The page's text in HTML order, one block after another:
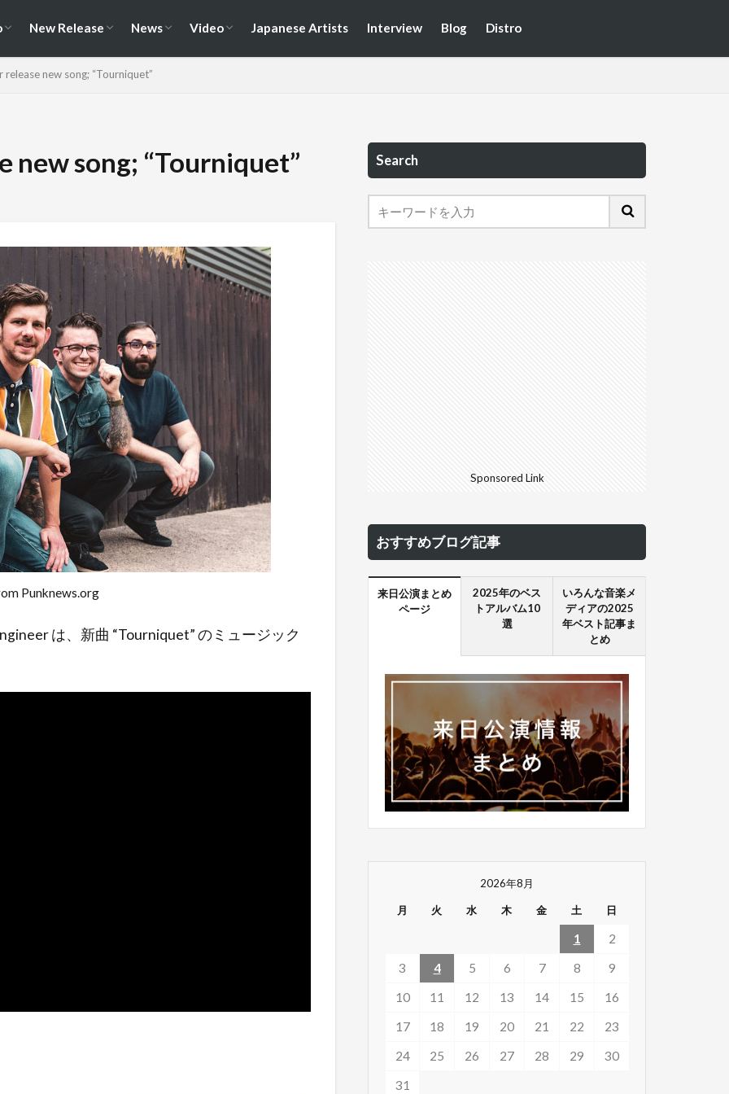
New Release News Video Japanese Artists Interview Blog Distro
release new song; “Tourniquet”
new song; “Tourniquet”
Punknews.org
は、新曲 “Tourniquet” のミュージック
Search
Sponsored Link
おすすめブログ記事
来日公演まとめ
ページ
2025年のベス
トアルバム10
選
いろんな音楽メ
ディアの2025
年ベスト記事ま
とめ
2026年8月
月 火 水 木 金 土 日
1
2
3
4 5 6 7 8
9
10
11 12 13 14 15
16
17
18 19 20 21 22
23
24
25 26 27 28 29
30
31